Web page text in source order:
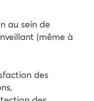
au sein de
(même à
des